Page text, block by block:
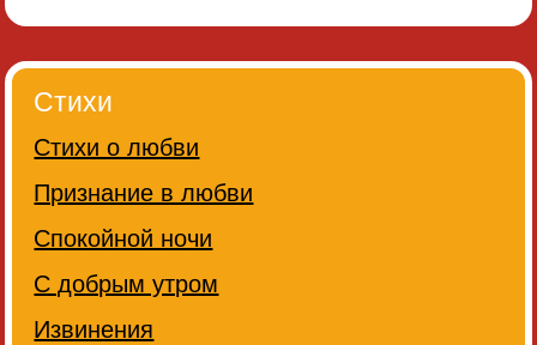
Стихи
Стихи о любви
Признание в любви
Спокойной ночи
С добрым утром
Извинения